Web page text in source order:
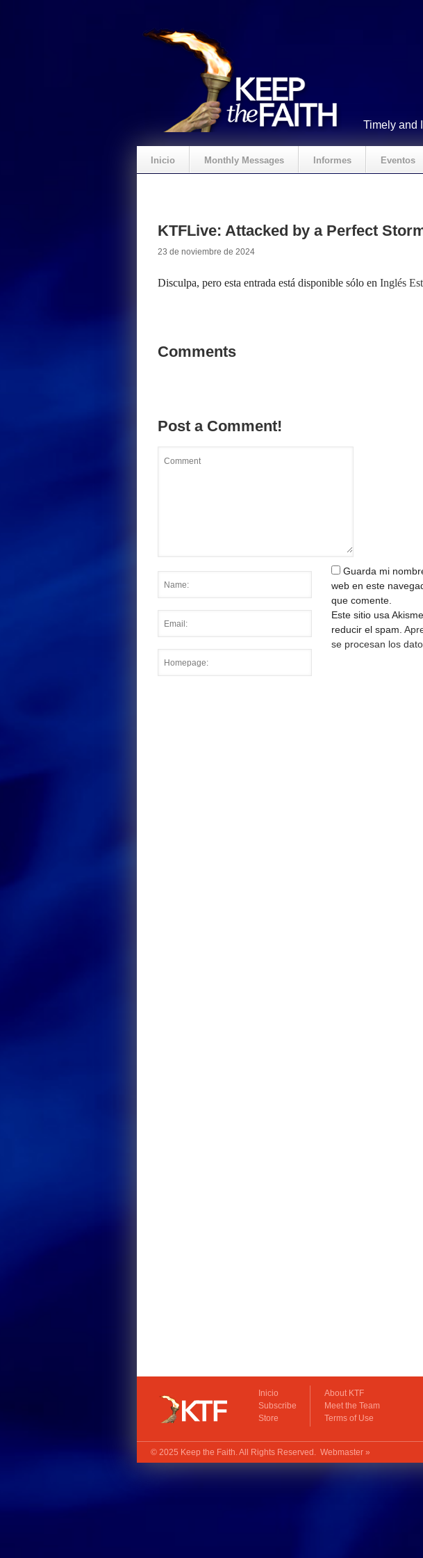
Timely and
Inicio Monthly Messages Informes Eventos
KTFLive: Attacked by a Perfect
23 de noviembre de 2024
Disculpa, pero esta entrada está disponible sólo en Inglés
Comments
Post a Comment!
Guarda mi
web en este
que comente.
Este sitio usa
reducir el spam.
se procesan los
Inicio
Subscribe
Store
About KTF
Meet the Team
Terms of Use
© 2025 Keep the Faith. All Rights Reserved. Webmaster »